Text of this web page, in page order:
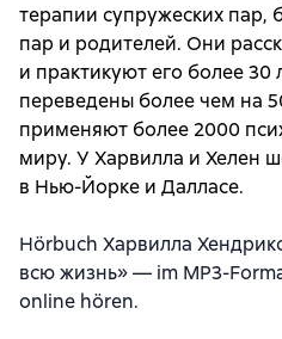
терапии супружеских пар,
пар и родителей. Они
и практикуют его более 30
переведены более чем на
применяют более 2000
миру. У Харвилла и Хелен
в Нью-Йорке и Далласе.
Hörbuch Харвилла
всю жизнь» — im MP3-
online hören.